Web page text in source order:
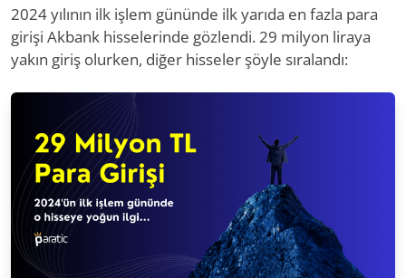
2024 yılının ilk işlem gününde ilk yarıda en fazla para
girişi Akbank hisselerinde gözlendi. 29 milyon liraya
yakın giriş olurken, diğer hisseler şöyle sıralandı: